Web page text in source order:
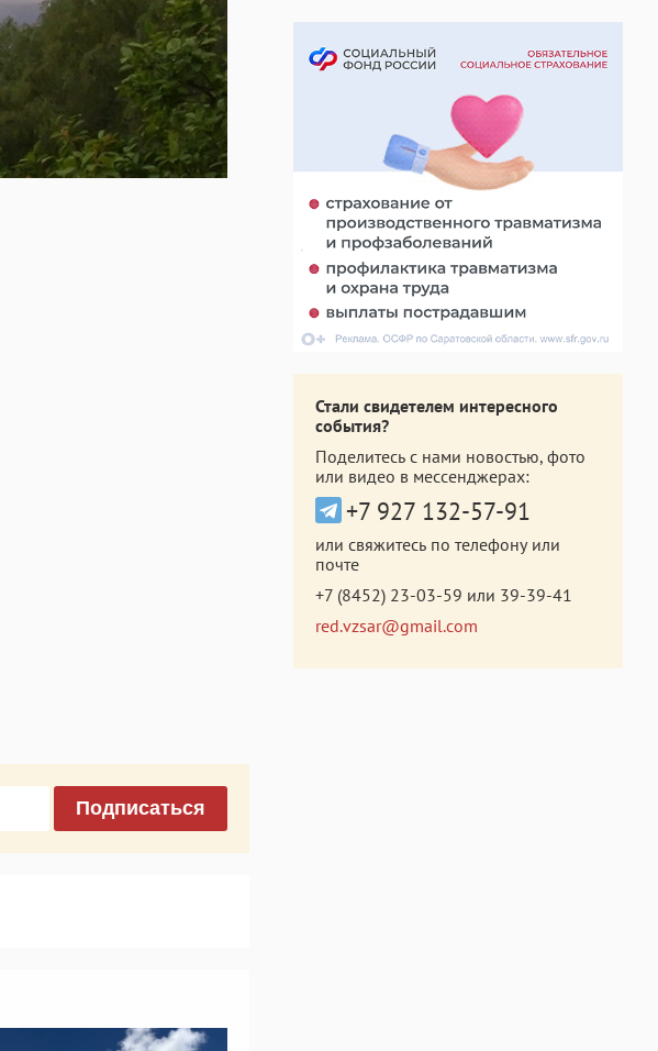
Подписаться
Стали свидетелем интересного
события?
Поделитесь с нами новостью, фото
или видео в мессенджерах:
+7 927 132-57-91
или свяжитесь по телефону или
почте
+7 (8452) 23-03-59 или 39-39-41
red.vzsar@gmail.com